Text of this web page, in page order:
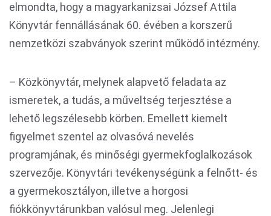
elmondta, hogy a magyarkanizsai József Attila
Könyvtár fennállásának 60. évében a korszerű
nemzetközi szabványok szerint működő intézmény.
– Közkönyvtár, melynek alapvető feladata az
ismeretek, a tudás, a műveltség terjesztése a
lehető legszélesebb körben. Emellett kiemelt
figyelmet szentel az olvasóvá nevelés
programjának, és minőségi gyermekfoglalkozások
szervezője. Könyvtári tevékenységünk a felnőtt- és
a gyermekosztályon, illetve a horgosi
fiókkönyvtárunkban valósul meg. Jelenlegi